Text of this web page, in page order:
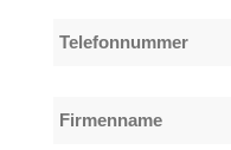
Telefonnummer
Firmenname